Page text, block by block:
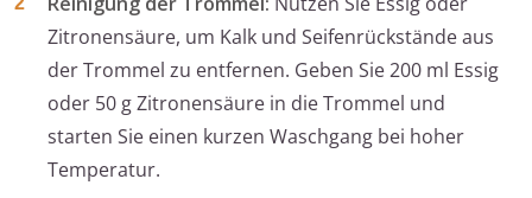
Zitronensäure, um Kalk und Seifenrückstände aus
der Trommel zu entfernen. Geben Sie 200 ml Essig
oder 50 g Zitronensäure in die Trommel und
starten Sie einen kurzen Waschgang bei hoher
Temperatur.